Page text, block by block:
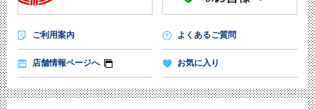
ご利用案内 よくあるご質問
店舗情報ページへ お気に入り